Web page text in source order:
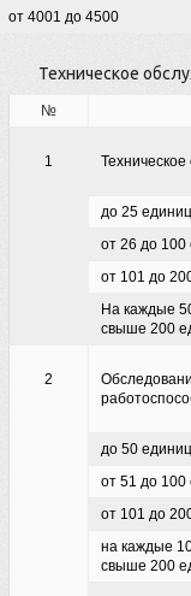
от 4001 до 4500
Техническое
№
1
до 25
от 26 до 100
от 101 до
На каждые
свыше 200
2
до 50
от 51 до 100
от 101 до
на каждые
свыше 200